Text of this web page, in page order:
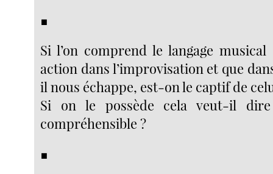
■
Si l’on comprend le langage
action dans l’improvisation et que
il nous échappe, est-on le captif de
Si on le possède cela veut-il
compréhensible ?
■